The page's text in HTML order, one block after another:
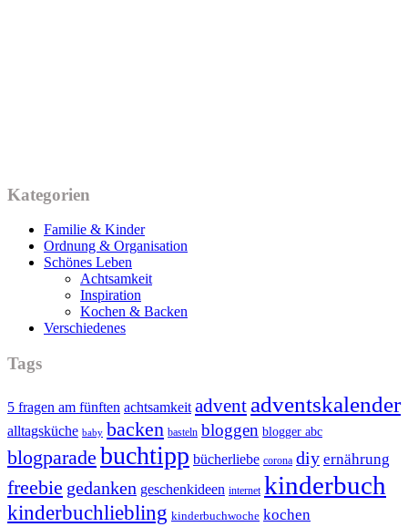
Kategorien
Familie & Kinder
Ordnung & Organisation
Schönes Leben
Achtsamkeit
Inspiration
Kochen & Backen
Verschiedenes
Tags
5 fragen am fünften achtsamkeit advent adventskalender
alltagsküche baby backen basteln bloggen blogger abc
blogparade buchtipp bücherliebe corona diy ernährung
freebie gedanken geschenkideen internet kinderbuch
kinderbuchliebling kinderbuchwoche kochen